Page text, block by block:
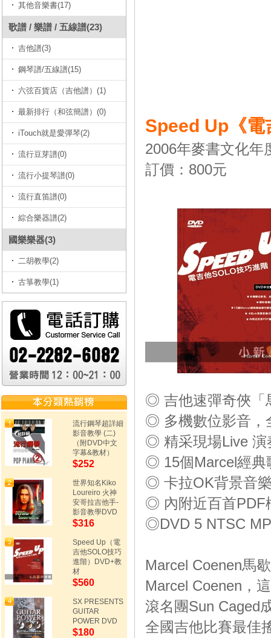
其他音樂書(17)
歌譜 / 樂譜 / 五線譜(23)
吉他譜(3)
鋼琴譜/五線譜(15)
六弦百貨店（吉他譜）(1)
最新排行（和弦簡譜）(0)
iTouch就是愛彈琴(2)
流行豆芽譜(0)
流行小提琴譜(0)
流行直笛譜(0)
綜合樂器譜(2)
國樂樂器(3)
二胡教學(2)
古箏教學(1)
流行鋼琴超詳細
影音教學 (二)
（附DVD中文
字幕&教材）
$252
世界知名Kiko
Loureiro 火神
安哥拉吉他手-
影音教學DVD
$316
Speed Up（電
吉他SOLO技巧
進階）DVD+教
材
$560
SX PRESENTS
GUITAR
POWER DVD
$180
Speed Up《電
2006年麥書文化年
訂價：800元
◎ 吉他速彈奇俠「
◎ 多機數位影音，
◎ 精采現場Live 演
◎ 15個Marcel經典
◎ 卡拉OK背景音
◎ 內附近百首PDF
◎DVD 5 NTSC
Marcel Coenen馬
Marcel Coenen，
滾名團Sun Caged
全國吉他比賽最佳